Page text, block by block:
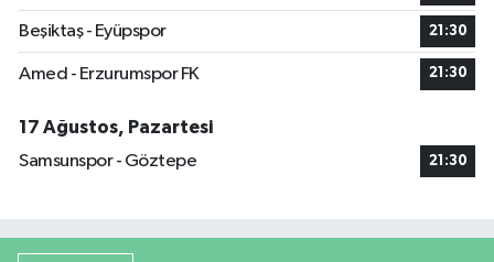
Beşiktaş - Eyüpspor 21:30
Amed - Erzurumspor FK 21:30
17 Ağustos, Pazartesi
Samsunspor - Göztepe
21:30